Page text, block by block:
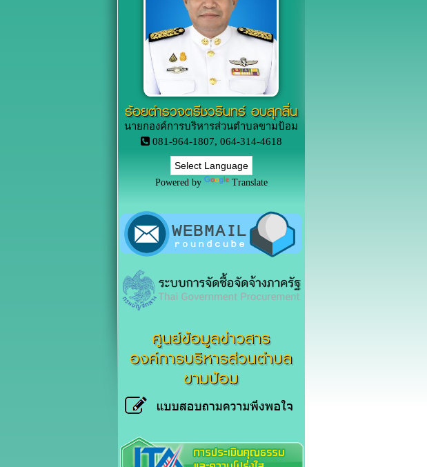
ร้อยตำรวจตรีชวรินทร์ อบสุกลิ่น
นายกองค์การบริหารส่วนตำบลขามป้อม
081-964-1807, 064-314-4618
Powered by Translate
ศูนย์ข้อมูลข่าวสาร
องค์การบริหารส่วนตำบล
ขามป้อม